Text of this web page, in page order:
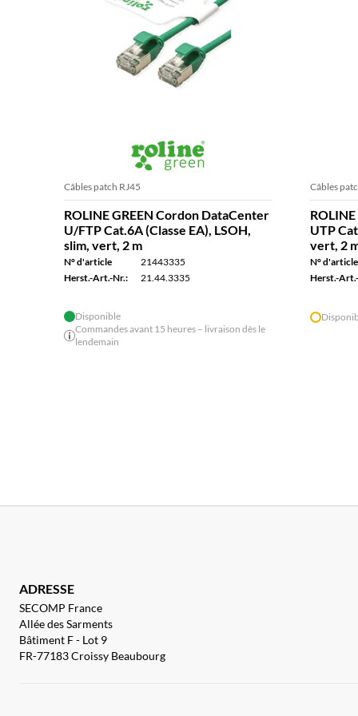
Câbles patch RJ45
ROLINE GREEN Cordon DataCenter
U/FTP Cat.6A (Classe EA), LSOH,
slim, vert, 2 m
N° d'article
21443335
Herst.-Art.-Nr.:
21.44.3335
Disponible
Commandes avant 15 heures – livraison dès le
lendemain
Câbles
UTP
vert, 2
N° d'article
Herst.-
ADRESSE
SECOMP France
Allée des Sarments
Bâtiment F - Lot 9
FR-77183 Croissy Beaubourg